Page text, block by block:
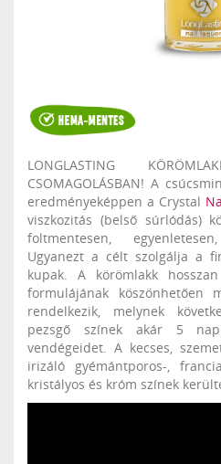
LONGLASTING
CSOMAGOLÁSBAN! A
eredményeképpen a Crystal
viszkozitás (belső súrlódás)
foltmentesen,
Ugyanezt a célt szolgálja a
kupak. A körömlakk
formulájának köszönhetően
rendelkezik, melynek
pezsgő színek akár 5
vendégeidet. A kecses,
irizáló gyémántporos-,
kristályos és króm színek